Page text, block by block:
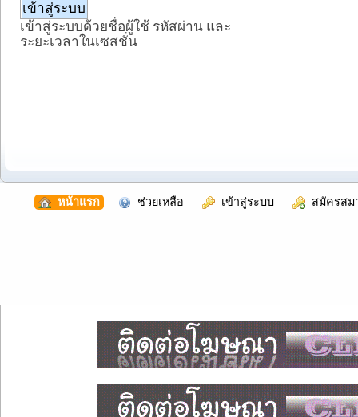
เข้าสู่ระบบด้วยชื่อผู้ใช้ รหัสผ่าน และ
ระยะเวลาในเซสชั่น
หน้าแรก ช่วยเหลือ เข้าสู่ระบบ สมัครสม